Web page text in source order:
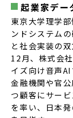
起業家デー
東京大学理学
ンドシステム
と社会実装の
12月、株式会
イズ向け音声
金融機関や官
つ顧客にサー
を率い、日本